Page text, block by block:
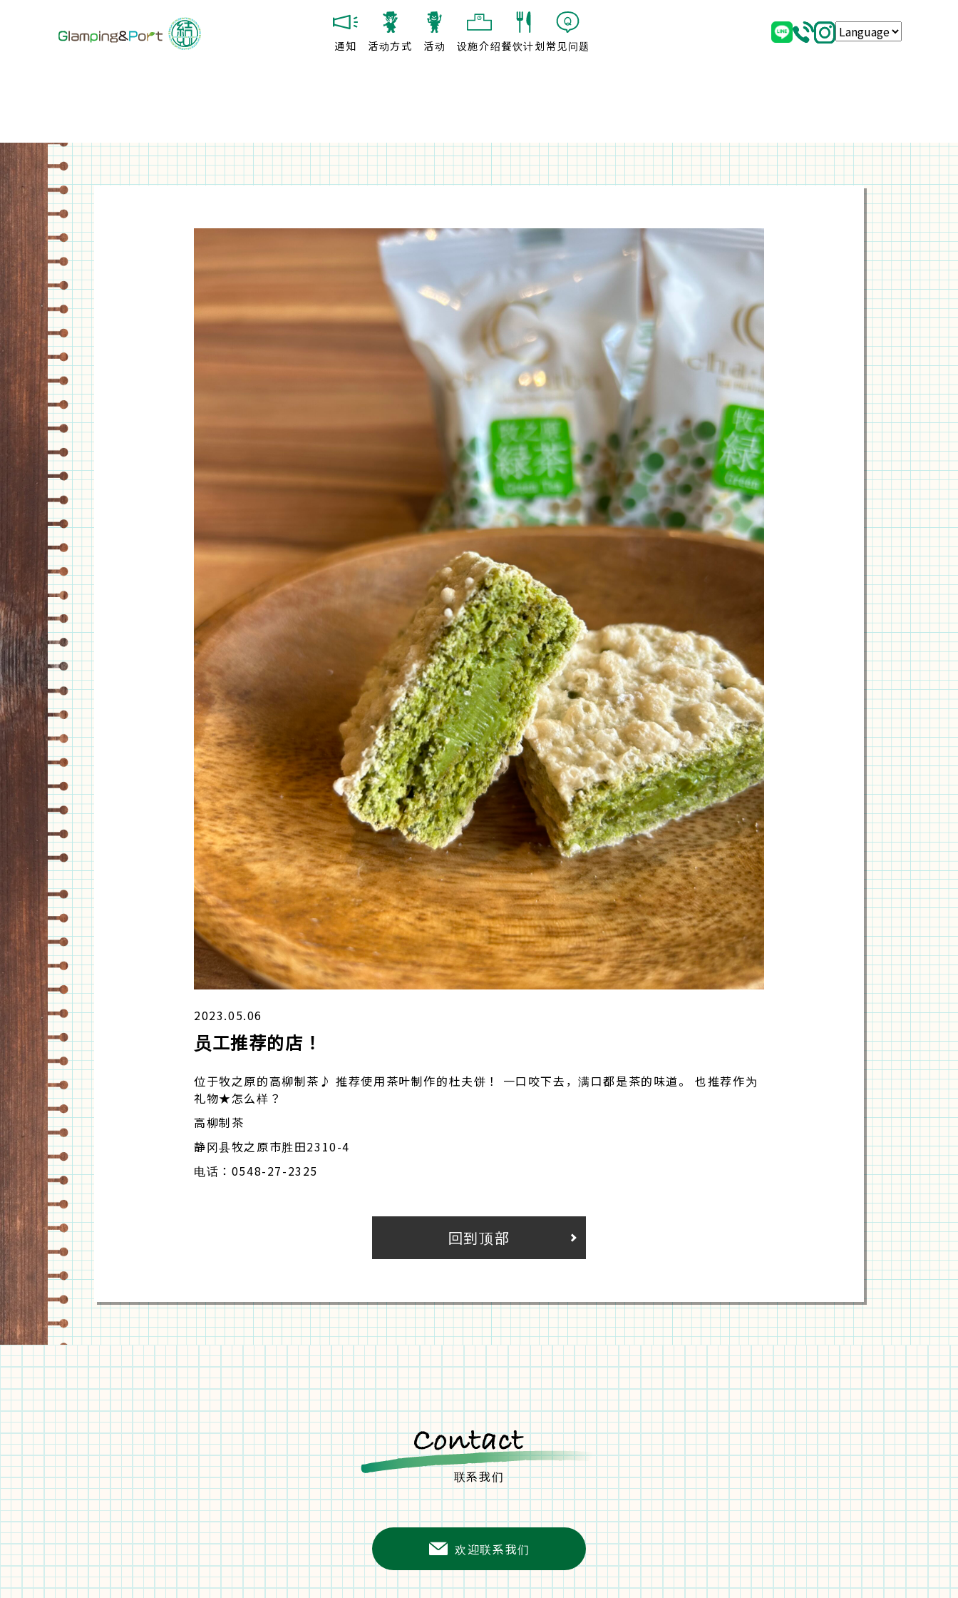
通知 活动方式 活动 设施介绍餐饮计划 常见问题
2023.05.06
员工推荐的店！
位于牧之原的高柳制茶♪ 推荐使用茶叶制作的杜夫饼！ 一口咬下去，满口都是茶的味道。 也推荐作为
礼物★怎么样？
高柳制茶
静冈县牧之原市胜田2310-4
电话：0548-27-2325
回到顶部
联系我们
欢迎联系我们